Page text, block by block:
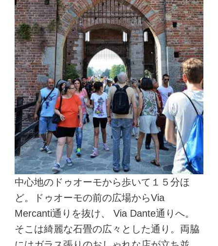
中心地のドゥオーモから歩いて１５分ほ
ど。ドゥオーモの前の広場からVia
Mercanti通りを抜け、 Via Dante通りへ。
そこは綺麗な石畳の広々とした通り。両脇